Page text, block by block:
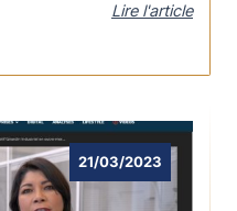
Lire l'article
21/03/2023